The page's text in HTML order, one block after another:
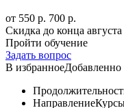
от 550 р. 700 р.
Скидка до конца
Пройти обучение
Задать вопрос
В избранноеДобавленно
Направление